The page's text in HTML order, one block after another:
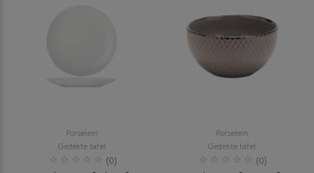
Porselein
Gedekte tafel
(0)
Porselein
Gedekte tafel
(0)